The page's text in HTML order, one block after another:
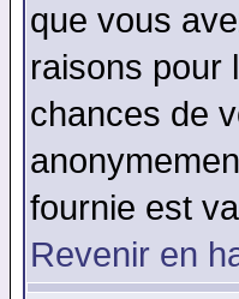
que vous
raisons pour
chances de
fournie est
Revenir en